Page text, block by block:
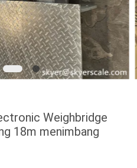
Weighbridge
18m menimbang